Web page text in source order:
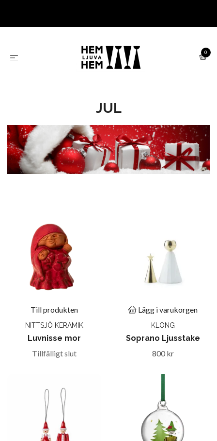
0
JUL
Till produkten
NITTSJÖ KERAMIK
Luvnisse mor
Tillfälligt slut
Lägg i varukorgen
KLONG
Soprano Ljusstake
800 kr